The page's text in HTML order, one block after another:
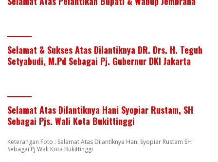
Selamat & Sukses Atas Dilantiknya DR. Drs. H. Teguh
Setyabudi, M.Pd Sebagai Pj. Gubernur DKI Jakarta
Selamat Atas Dilantiknya Hani Syopiar Rustam, SH
Sebagai Pjs. Wali Kota Bukittinggi
Keterangan Foto : Selamat Atas Dilantiknya Hani Syopiar Rustam SH
Sebagai Pj Wali Kota Bukittinggi